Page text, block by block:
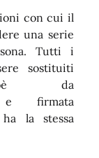
con cui il
una serie
Tutti i
sostituiti
cioè da
e firmata
la stessa